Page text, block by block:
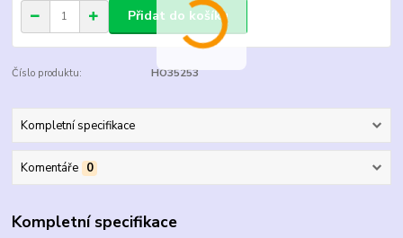
Přidat do košíku
Číslo produktu: HO35253
Kompletní specifikace
Komentáře 0
Kompletní specifikace